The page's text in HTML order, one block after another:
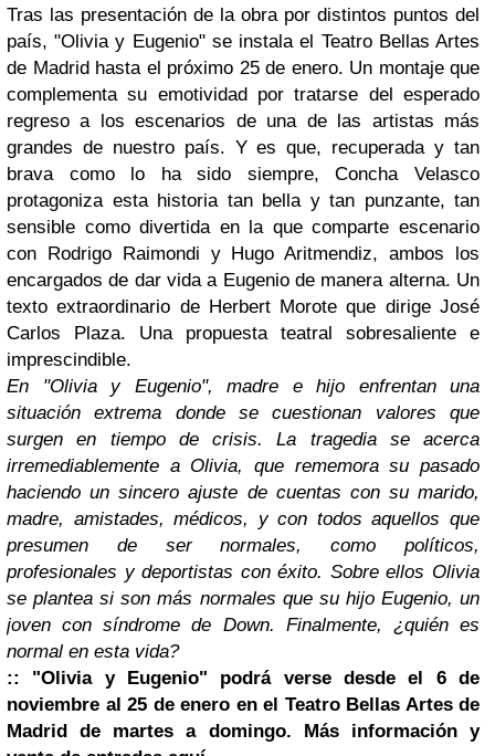
Tras las presentación de la obra por distintos puntos del
país, "Olivia y Eugenio" se instala el Teatro Bellas Artes
de Madrid hasta el próximo 25 de enero. Un montaje que
complementa su emotividad por tratarse del esperado
regreso a los escenarios de una de las artistas más
grandes de nuestro país. Y es que, recuperada y tan
brava como lo ha sido siempre, Concha Velasco
protagoniza esta historia tan bella y tan punzante, tan
sensible como divertida en la que comparte escenario
con Rodrigo Raimondi y Hugo Aritmendiz, ambos los
encargados de dar vida a Eugenio de manera alterna. Un
texto extraordinario de Herbert Morote que dirige José
Carlos Plaza. Una propuesta teatral sobresaliente e
imprescindible.
En "Olivia y Eugenio", madre e hijo enfrentan una
situación extrema donde se cuestionan valores que
surgen en tiempo de crisis. La tragedia se acerca
irremediablemente a Olivia, que rememora su pasado
haciendo un sincero ajuste de cuentas con su marido,
madre, amistades, médicos, y con todos aquellos que
presumen de ser normales, como políticos,
profesionales y deportistas con éxito. Sobre ellos Olivia
se plantea si son más normales que su hijo Eugenio, un
joven con síndrome de Down. Finalmente, ¿quién es
normal en esta vida?
:: "Olivia y Eugenio" podrá verse desde el 6 de
noviembre al 25 de enero en el Teatro Bellas Artes de
Madrid de martes a domingo. Más información y